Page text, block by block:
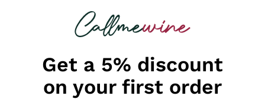
looking for
Get a 5% discount
on your first order